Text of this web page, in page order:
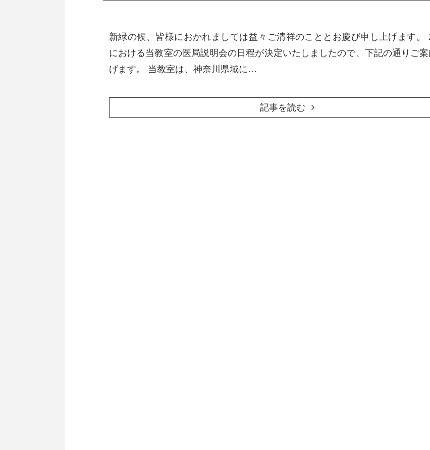
新緑の候、皆様におかれましては益々ご清祥のこととお慶び申し上げます。
における当教室の医局説明会の日程が決定いたしましたので、下記の通りご
げます。 当教室は、神奈川県域に…
記事を読む